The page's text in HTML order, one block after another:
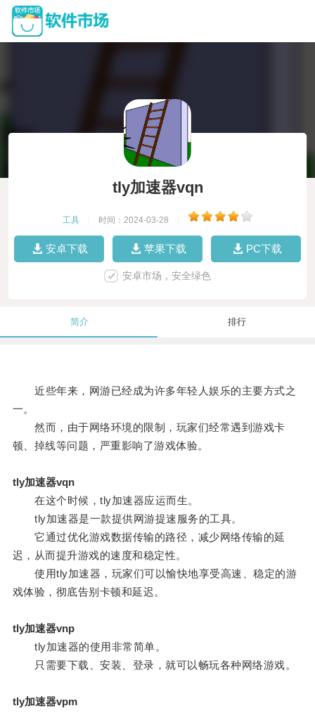
tly加速器vqn
工具 时间：2024-03-28
安卓下载 苹果下载 PC下载
安卓市场，安全绿色
简介 排行
近些年来，网游已经成为许多年轻人娱乐的主要方式之
一。
然而，由于网络环境的限制，玩家们经常遇到游戏卡
顿、掉线等问题，严重影响了游戏体验。
tly加速器vqn
在这个时候，tly加速器应运而生。
tly加速器是一款提供网游提速服务的工具。
它通过优化游戏数据传输的路径，减少网络传输的延
迟，从而提升游戏的速度和稳定性。
使用tly加速器，玩家们可以愉快地享受高速、稳定的游
戏体验，彻底告别卡顿和延迟。
tly加速器vnp
tly加速器的使用非常简单。
只需要下载、安装、登录，就可以畅玩各种网络游戏。
tly加速器vpm